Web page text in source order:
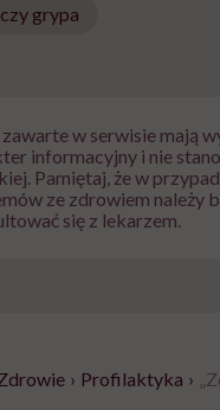
grypa
w serwisie mają
informacyjny i nie
Pamiętaj, że w
ze zdrowiem należy
się z lekarzem.
› Profilaktyka ›